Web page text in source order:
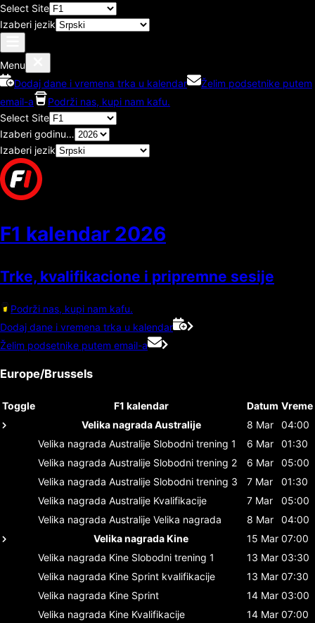
Select Site
Izaberi jezik
Menu
Dodaj dane i vremena trka u kalendar
Želim podsetnike putem
email-a
Podrži nas, kupi nam kafu.
Select Site
Izaberi godinu…
Izaberi jezik
F1 kalendar 2026
Trke, kvalifikacione i pripremne sesije
Podrži nas, kupi nam kafu.
Dodaj dane i vremena trka u kalendar
Želim podsetnike putem email-a
Europe/Brussels
Toggle F1 kalendar Datum Vreme
Velika nagrada Australije
8 Mar
04:00
Velika nagrada Australije Slobodni trening 1 6 Mar
01:30
Velika nagrada Australije Slobodni trening 2 6 Mar
05:00
Velika nagrada Australije Slobodni trening 3 7 Mar
01:30
Velika nagrada Australije Kvalifikacije 7 Mar
05:00
Velika nagrada Australije Velika nagrada 8 Mar
04:00
Velika nagrada Kine
15 Mar 07:00
Velika nagrada Kine Slobodni trening 1 13 Mar 03:30
Velika nagrada Kine Sprint kvalifikacije 13 Mar 07:30
Velika nagrada Kine Sprint 14 Mar 03:00
Velika nagrada Kine Kvalifikacije 14 Mar 07:00